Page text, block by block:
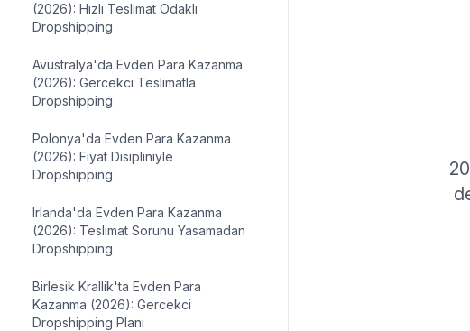
(2026): Hızlı Teslimat Odaklı
Dropshipping
Avustralya'da Evden Para Kazanma
(2026): Gercekci Teslimatla
Dropshipping
Polonya'da Evden Para Kazanma
(2026): Fiyat Disipliniyle
Dropshipping
Irlanda'da Evden Para Kazanma
(2026): Teslimat Sorunu Yasamadan
Dropshipping
Birlesik Krallik'ta Evden Para
Kazanma (2026): Gercekci
Dropshipping Plani